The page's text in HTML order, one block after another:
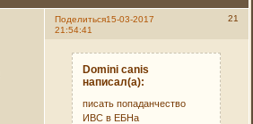
Поделиться 21
15-03-2017
21:54:41
Domini canis
написал(а):
писать попаданчество
ИВС в ЕБНа